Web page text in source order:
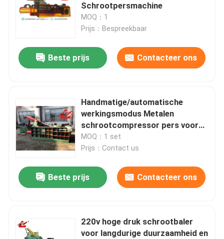
Producten
Schrootpersmachine
MOQ：1
Prijs：Bespreekbaar
Beste prijs Contacteer ons
Handmatige/automatische
werkingsmodus Metalen
schrootcompressor pers voor
gladde en gemakkelijke
schrootcompressie
MOQ：1 set
Prijs：Contact us
Beste prijs Contacteer ons
220v hoge druk schrootbaler
voor langdurige duurzaamheid en